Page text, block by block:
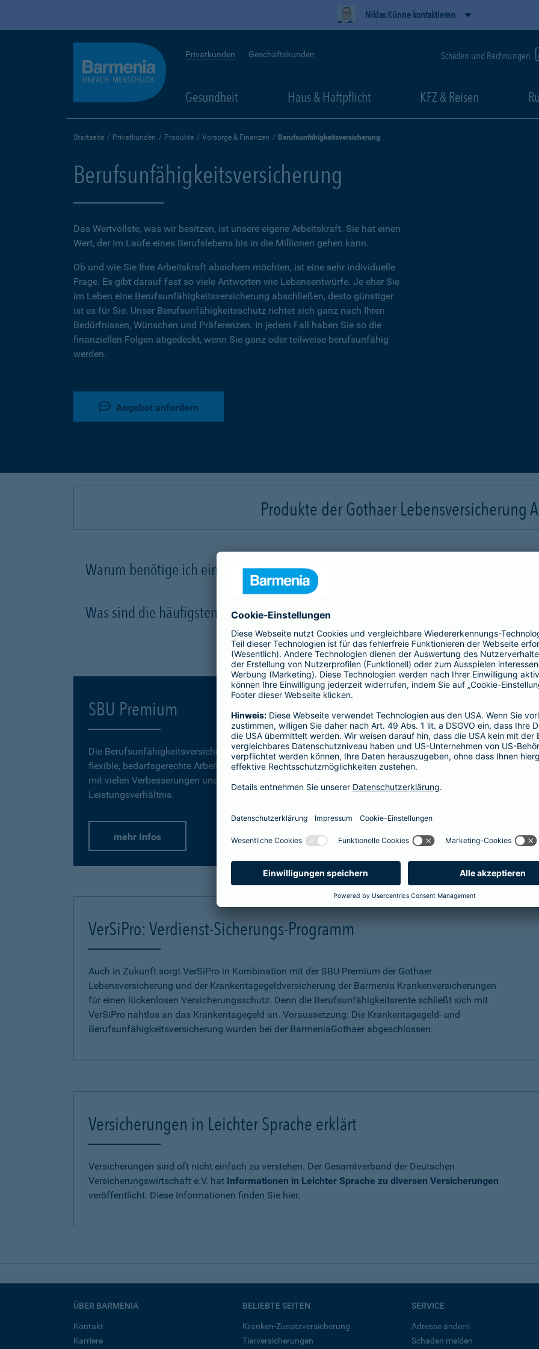
Niklas Künne kontaktieren
Privatkunden Geschäftskunden Schäden und Rechnungen
Gesundheit Haus & Haftpflicht KFZ & Reisen
Startseite Privatkunden Produkte Vorsorge & Finanzen Berufsunfähigkeitsversicherung
Berufsunfähigkeitsversicherung
Das Wertvollste, was wir besitzen, ist unsere eigene Arbeitskraft. Sie hat einen
Wert, der im Laufe eines Berufslebens bis in die Millionen gehen kann.
Ob und wie Sie Ihre Arbeitskraft absichern möchten, ist eine sehr individuelle
Frage. Es gibt darauf fast so viele Antworten wie Lebensentwürfe. Je eher Sie
im Leben eine Berufsunfähigkeitsversicherung abschließen, desto günstiger
ist es für Sie. Unser Berufsunfähigkeitsschutz richtet sich ganz nach Ihren
Bedürfnissen, Wünschen und Präferenzen. In jedem Fall haben Sie so die
finanziellen Folgen abgedeckt, wenn Sie ganz oder teilweise berufsunfähig
werden.
Angebot anfordern
Produkte der Gothaer Lebensversicherung
Warum benötige ich eine Berufsunfähigkeitsversicherung?
Was sind die häufigsten Ursachen für eine Berufsunfähigkeit?
SBU Premium
Die BerufsunfähigkeitsversicherungSBU Premiumbietet eine
flexible, bedarfsgerechte Arbeitskraftabsicherung fürs Leben. Jetzt
mit vielen Verbesserungen und einem erstklassigen Preis-
Leistungsverhältnis.
mehr Infos
SBU Invest
Die
mehr Infos
VerSiPro: Verdienst-Sicherungs-Programm
Auch in Zukunft sorgt VerSiPro in Kombination mit der SBU Premium der Gothaer
Lebensversicherung und der Krankentagegeldversicherung der Barmenia Krankenversicherungen
für einen lückenlosen Versicherungsschutz. Denn die Berufsunfähigkeitsrente schließt sich mit
VerSiPro nahtlos an das Krankentagegeld an. Voraussetzung: Die Krankentagegeld- und
Berufsunfähigkeitsversicherung wurden bei der BarmeniaGothaer abgeschlossen.
Versicherungen in Leichter Sprache erklärt
Versicherungen sind oft nicht einfach zu verstehen. Der Gesamtverband der Deutschen
Versicherungswirtschaft e.V. hat Informationen in Leichter Sprache zu diversen Versicherungen
veröffentlicht. Diese Informationen finden Sie hier.
ÜBER BARMENIA
Kontakt
Karriere
BELIEBTE SEITEN
Kranken-Zusatzversicherung
Tierversicherungen
SERVICE
Adresse ändern
Schaden melden